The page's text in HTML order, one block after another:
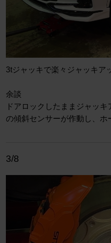
3tジャッキで楽々ジャッキア
余談
ドアロックしたままジャッ
の傾斜センサーが作動し、
3/8